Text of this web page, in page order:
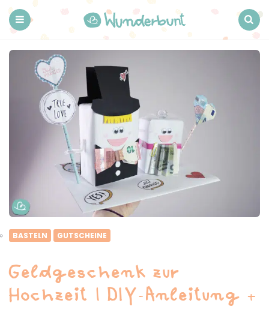
BASTELN GUTSCHEINE
Geldgeschenk zur
Hochzeit | DIY-Anleitung +